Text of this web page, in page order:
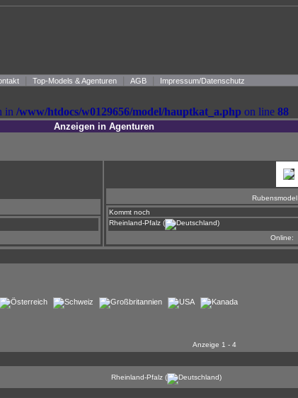
| Top-Models & Agenturen| AGB| Impressum/Datenschutz
in /www/htdocs/w0129656/model/hauptkat_a.php on line 88
Anzeigen in Agenturen
Rubensmodel
Kommt noch
Rheinland-Pfalz (
)
Online:
Anzeige 1 - 4
Rheinland-Pfalz ( )